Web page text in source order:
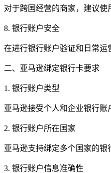
对于跨国经营的商家，建议使
8. 银行账户安全
在进行银行账户验证和日常运
二、亚马逊绑定银行卡要求
1. 银行账户类型
亚马逊接受个人和企业银行账
2. 银行账户所在国家
亚马逊支持绑定多个国家的银
3. 银行账户信息准确性